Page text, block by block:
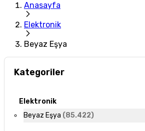
Anasayfa
Elektronik
Beyaz Eşya
Kategoriler
Elektronik
Beyaz Eşya (85.422)